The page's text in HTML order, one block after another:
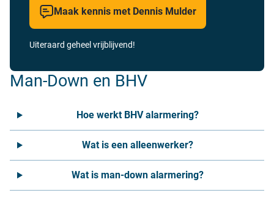
Maak kennis met Dennis Mulder
Uiteraard geheel vrijblijvend!
Man-Down en BHV
Hoe werkt BHV alarmering?
Wat is een alleenwerker?
Wat is man-down alarmering?